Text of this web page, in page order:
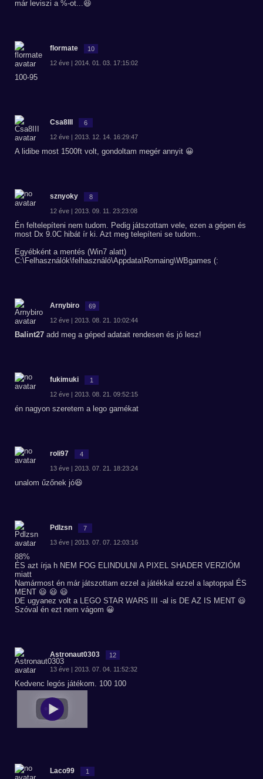
már leviszi a %-ot...😆
flormate 10
12 éve | 2014. 01. 03. 17:15:02
100-95
Csa8III 6
12 éve | 2013. 12. 14. 16:29:47
A lidibe most 1500ft volt, gondoltam megér annyit 😀
sznyoky 8
12 éve | 2013. 09. 11. 23:23:08
Én feltelepíteni nem tudom. Pedig játszottam vele, ezen a gépen és
most Dx 9.0C hibát ír ki. Azt meg telepíteni se tudom..
Egyébként a mentés (Win7 alatt)
C:\Felhasználók\felhasználó\Appdata\Romaing\WBgames (:
Arnybiro 69
12 éve | 2013. 08. 21. 10:02:44
Balint27 add meg a géped adatait rendesen és jó lesz!
fukimuki 1
12 éve | 2013. 08. 21. 09:52:15
én nagyon szeretem a lego gamékat
roli97 4
13 éve | 2013. 07. 21. 18:23:24
unalom űzőnek jó😆
Pdlzsn 7
13 éve | 2013. 07. 07. 12:03:16
88%
ÉS azt írja h NEM FOG ELINDULNI A PIXEL SHADER VERZIÓM
miatt
Namármost én már játszottam ezzel a játékkal ezzel a laptoppal ÉS
MENT 😃 😃 😃
DE ugyanez volt a LEGO STAR WARS III -al is DE AZ IS MENT 😃
Szóval én ezt nem vágom 😀
Astronaut0303 12
13 éve | 2013. 07. 04. 11:52:32
Kedvenc legós játékom. 100 100
Laco99 1